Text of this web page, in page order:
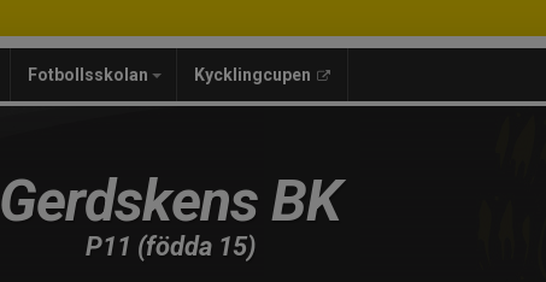
Fotbollsskolan Kycklingcupen
Gerdskens BK
P11 (födda 15)